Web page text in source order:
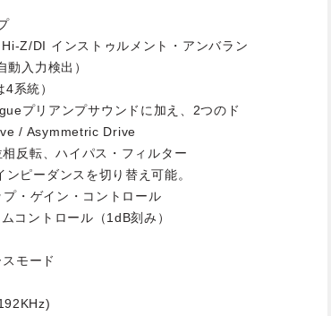
Z/DI インストゥルメント・アンバラン
入力検出）
系統）
プリアンプサウンドに加え、2つのド
/ Asymmetric Drive
反転、ハイパス・フィルター
ピーダンスを切り替え可能。
・ゲイン・コントロール
コントロール（1dB刻み）
モード